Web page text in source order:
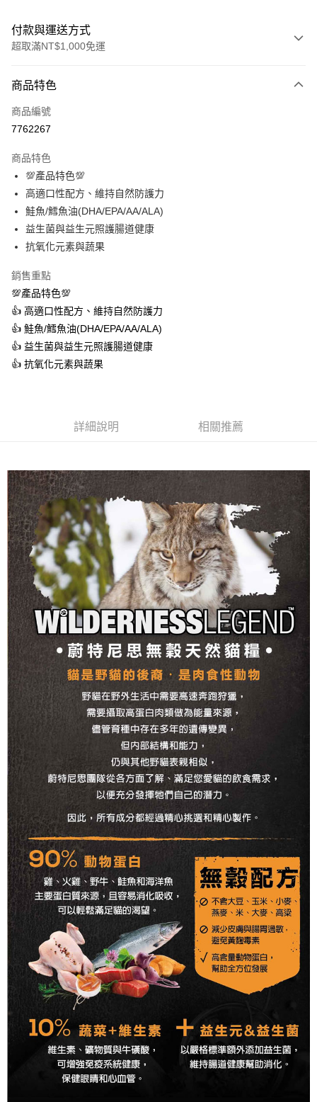
付款與運送方式
超取滿NT$1,000免運
信用卡一次付款
超商取貨付款
Apple Pay
街口支付
悠遊付
ATM付款
全家取貨付款
每筆NT$60，滿NT$1,000(含以上)免運費
7-11取貨付款
每筆NT$100，滿NT$1,000(含以上)免運費
商品特色
商品編號
7762267
商品特色
💯產品特色💯
高適口性配方、維持自然防護力
鮭魚/鱈魚油(DHA/EPA/AA/ALA)
益生菌與益生元照護腸道健康
抗氧化元素與蔬果
銷售重點
💯產品特色💯
👍 高適口性配方、維持自然防護力
👍 鮭魚/鱈魚油(DHA/EPA/AA/ALA)
👍 益生菌與益生元照護腸道健康
👍 抗氧化元素與蔬果
詳細說明 相關推薦